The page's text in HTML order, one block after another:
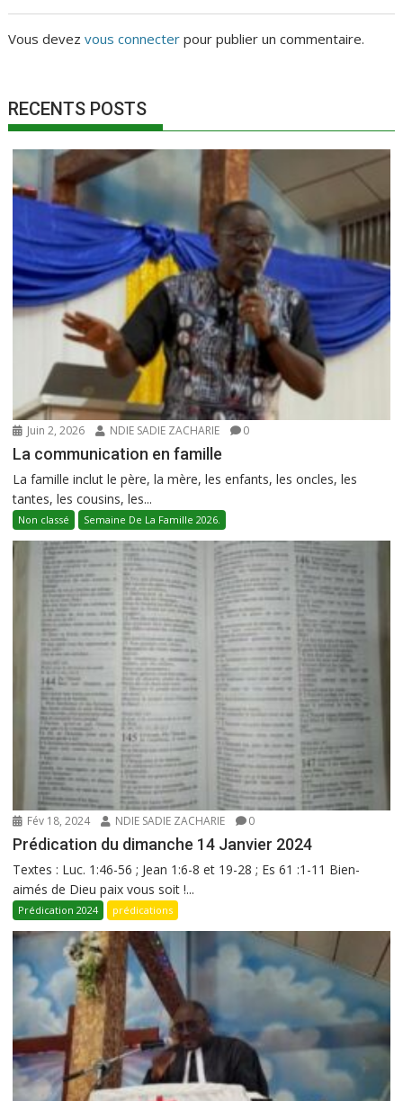
Vous devezvous connecter pour publier un commentaire.
RECENTS POSTS
Juin 2, 2026 NDIE SADIE ZACHARIE 0
La communication en famille
La famille inclut le père, la mère, les enfants, les oncles, les
tantes, les cousins, les...
Non classé Semaine De La Famille 2026.
Fév 18, 2024 NDIE SADIE ZACHARIE 0
Prédication du dimanche 14 Janvier 2024
Textes : Luc. 1:46-56 ; Jean 1:6-8 et 19-28 ; Es 61 :1-11 Bien-
aimés de Dieu paix vous soit !...
Prédication 2024 prédications